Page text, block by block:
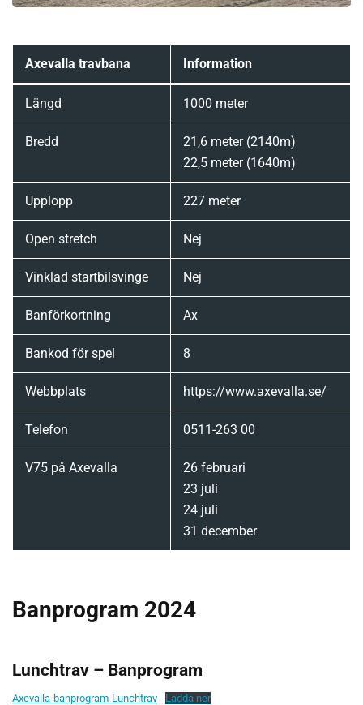
Axevalla travbana Information
Längd 1000 meter
Bredd
21,6 meter (2140m)
22,5 meter (1640m)
Upplopp 227 meter
Open stretch Nej
Vinklad startbilsvinge Nej
Banförkortning Ax
Bankod för spel 8
Webbplats https://www.axevalla.se/
Telefon 0511-263 00
V75 på Axevalla
26 februari
23 juli
24 juli
31 december
Banprogram 2024
Lunchtrav – Banprogram
Axevalla-banprogram-Lunchtrav Ladda ner